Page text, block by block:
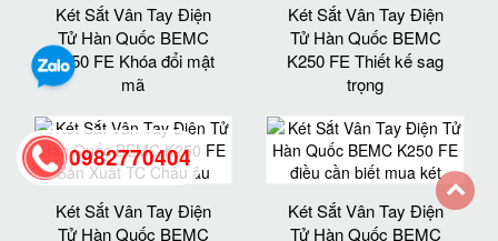
Két Sắt Vân Tay Điện
Tử Hàn Quốc BEMC
K250 FE Khóa đổi mật
mã
Két Sắt Vân Tay Điện
Tử Hàn Quốc BEMC
K250 FE Thiết kế sag
trọng
Két Sắt Vân Tay Điện
Tử Hàn Quốc BEMC
Két Sắt Vân Tay Điện
Tử Hàn Quốc BEMC
0982770404
back